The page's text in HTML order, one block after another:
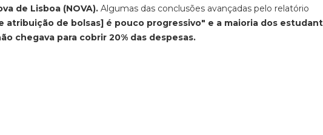
de Lisboa (NOVA). Algumas das conclusões avançadas pelo relatório
atribuição de bolsas] é pouco progressivo" e a maioria dos
chegava para cobrir 20% das despesas.